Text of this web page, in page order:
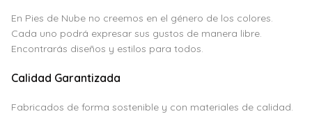
En Pies de Nube no creemos en el género de los colores.
Cada uno podrá expresar sus gustos de manera libre.
Encontrarás diseños y estilos para todos.
Calidad Garantizada
Fabricados de forma sostenible y con materiales de calidad.